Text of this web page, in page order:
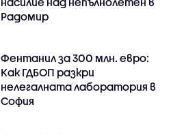
Радомир
Фентанил за 300 млн. евро:
Как ГДБОП разкри
нелегалната лаборатория в
София